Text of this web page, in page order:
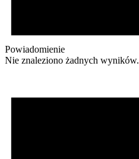
Powiadomienie
Nie znaleziono żadnych wyników.